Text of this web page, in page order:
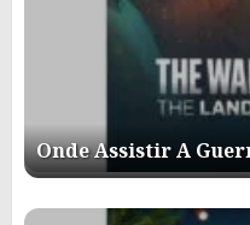
Onde Assistir A